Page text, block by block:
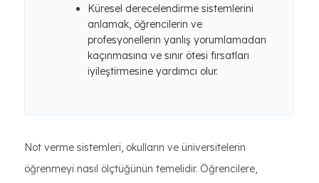
Küresel derecelendirme sistemlerini
anlamak, öğrencilerin ve
profesyonellerin yanlış yorumlamadan
kaçınmasına ve sınır ötesi fırsatları
iyileştirmesine yardımcı olur.
Not verme sistemleri, okulların ve üniversitelerin
öğrenmeyi nasıl ölçtüğünün temelidir. Öğrencilere,